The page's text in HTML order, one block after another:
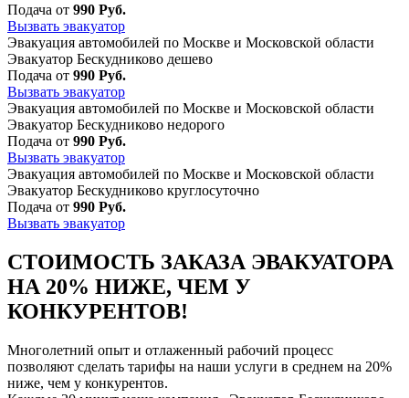
Подача от 990 Руб.
Вызвать эвакуатор
Эвакуация автомобилей по Москве и Московской области
Эвакуатор Бескудниково дешево
Подача от 990 Руб.
Вызвать эвакуатор
Эвакуация автомобилей по Москве и Московской области
Эвакуатор Бескудниково недорого
Подача от 990 Руб.
Вызвать эвакуатор
Эвакуация автомобилей по Москве и Московской области
Эвакуатор Бескудниково круглосуточно
Подача от 990 Руб.
Вызвать эвакуатор
СТОИМОСТЬ ЗАКАЗА ЭВАКУАТОРА
НА 20% НИЖЕ, ЧЕМ У
КОНКУРЕНТОВ!
Многолетний опыт и отлаженный рабочий процесс
позволяют сделать тарифы на наши услуги в среднем на 20%
ниже, чем у конкурентов.